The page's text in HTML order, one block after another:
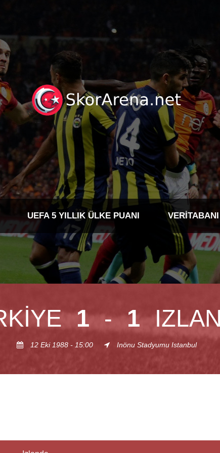
UEFA 5 YILLIK ÜLKE PUANI VERITABANI
1 - 1
12 Eki 1988 - 15:00 Inönu Stadyumu Istanbul